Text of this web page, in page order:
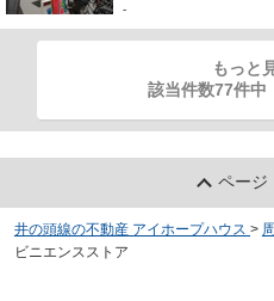
-
もっと
該当件数77件中
ページ
井の頭線の不動産 アイホープハウス >
ビニエンスストア